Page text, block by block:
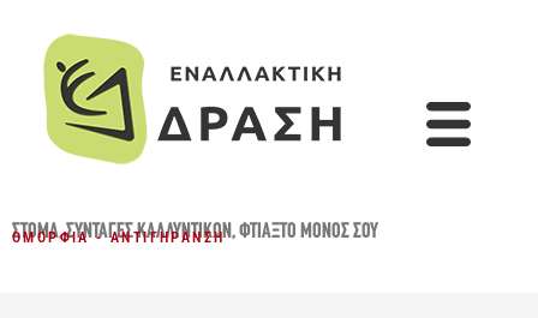
ΣΤΌΜΑ,ΣΥΝΤΑΓΈΣ ΚΑΛΛΥΝΤΙΚΏΝ,ΦΤΙΆΞΤΟ ΜΌΝΟΣ ΣΟΥ
ΟΜΟΡΦΙΆ - ΑΝΤΙΓΉΡΑΝΣΗ